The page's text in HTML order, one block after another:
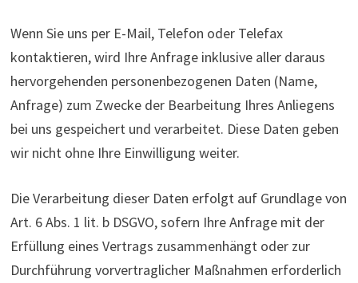
Wenn Sie uns per E-Mail, Telefon oder Telefax
kontaktieren, wird Ihre Anfrage inklusive aller daraus
hervorgehenden personenbezogenen Daten (Name,
Anfrage) zum Zwecke der Bearbeitung Ihres Anliegens
bei uns gespeichert und verarbeitet. Diese Daten geben
wir nicht ohne Ihre Einwilligung weiter.
Die Verarbeitung dieser Daten erfolgt auf Grundlage von
Art. 6 Abs. 1 lit. b DSGVO, sofern Ihre Anfrage mit der
Erfüllung eines Vertrags zusammenhängt oder zur
Durchführung vorvertraglicher Maßnahmen erforderlich